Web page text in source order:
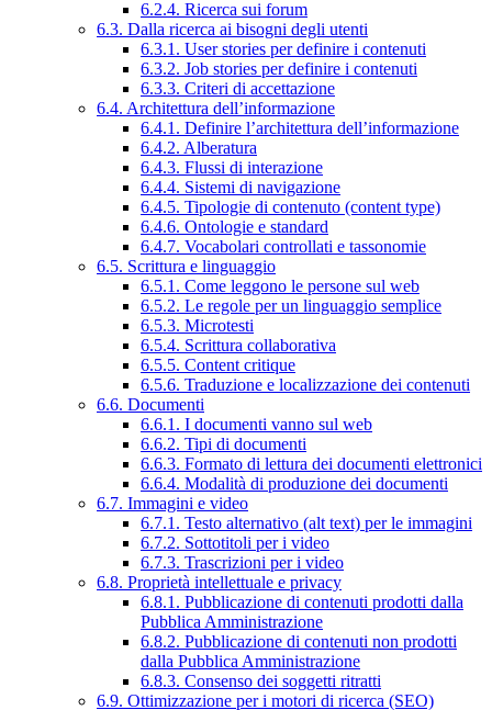
6.2.4. Ricerca sui forum
6.3. Dalla ricerca ai bisogni degli utenti
6.3.1. User stories per definire i contenuti
6.3.2. Job stories per definire i contenuti
6.3.3. Criteri di accettazione
6.4. Architettura dell’informazione
6.4.1. Definire l’architettura dell’informazione
6.4.2. Alberatura
6.4.3. Flussi di interazione
6.4.4. Sistemi di navigazione
6.4.5. Tipologie di contenuto (content type)
6.4.6. Ontologie e standard
6.4.7. Vocabolari controllati e tassonomie
6.5. Scrittura e linguaggio
6.5.1. Come leggono le persone sul web
6.5.2. Le regole per un linguaggio semplice
6.5.3. Microtesti
6.5.4. Scrittura collaborativa
6.5.5. Content critique
6.5.6. Traduzione e localizzazione dei contenuti
6.6. Documenti
6.6.1. I documenti vanno sul web
6.6.2. Tipi di documenti
6.6.3. Formato di lettura dei documenti elettronici
6.6.4. Modalità di produzione dei documenti
6.7. Immagini e video
6.7.1. Testo alternativo (alt text) per le immagini
6.7.2. Sottotitoli per i video
6.7.3. Trascrizioni per i video
6.8. Proprietà intellettuale e privacy
6.8.1. Pubblicazione di contenuti prodotti dalla
Pubblica Amministrazione
6.8.2. Pubblicazione di contenuti non prodotti
dalla Pubblica Amministrazione
6.8.3. Consenso dei soggetti ritratti
6.9. Ottimizzazione per i motori di ricerca (SEO)